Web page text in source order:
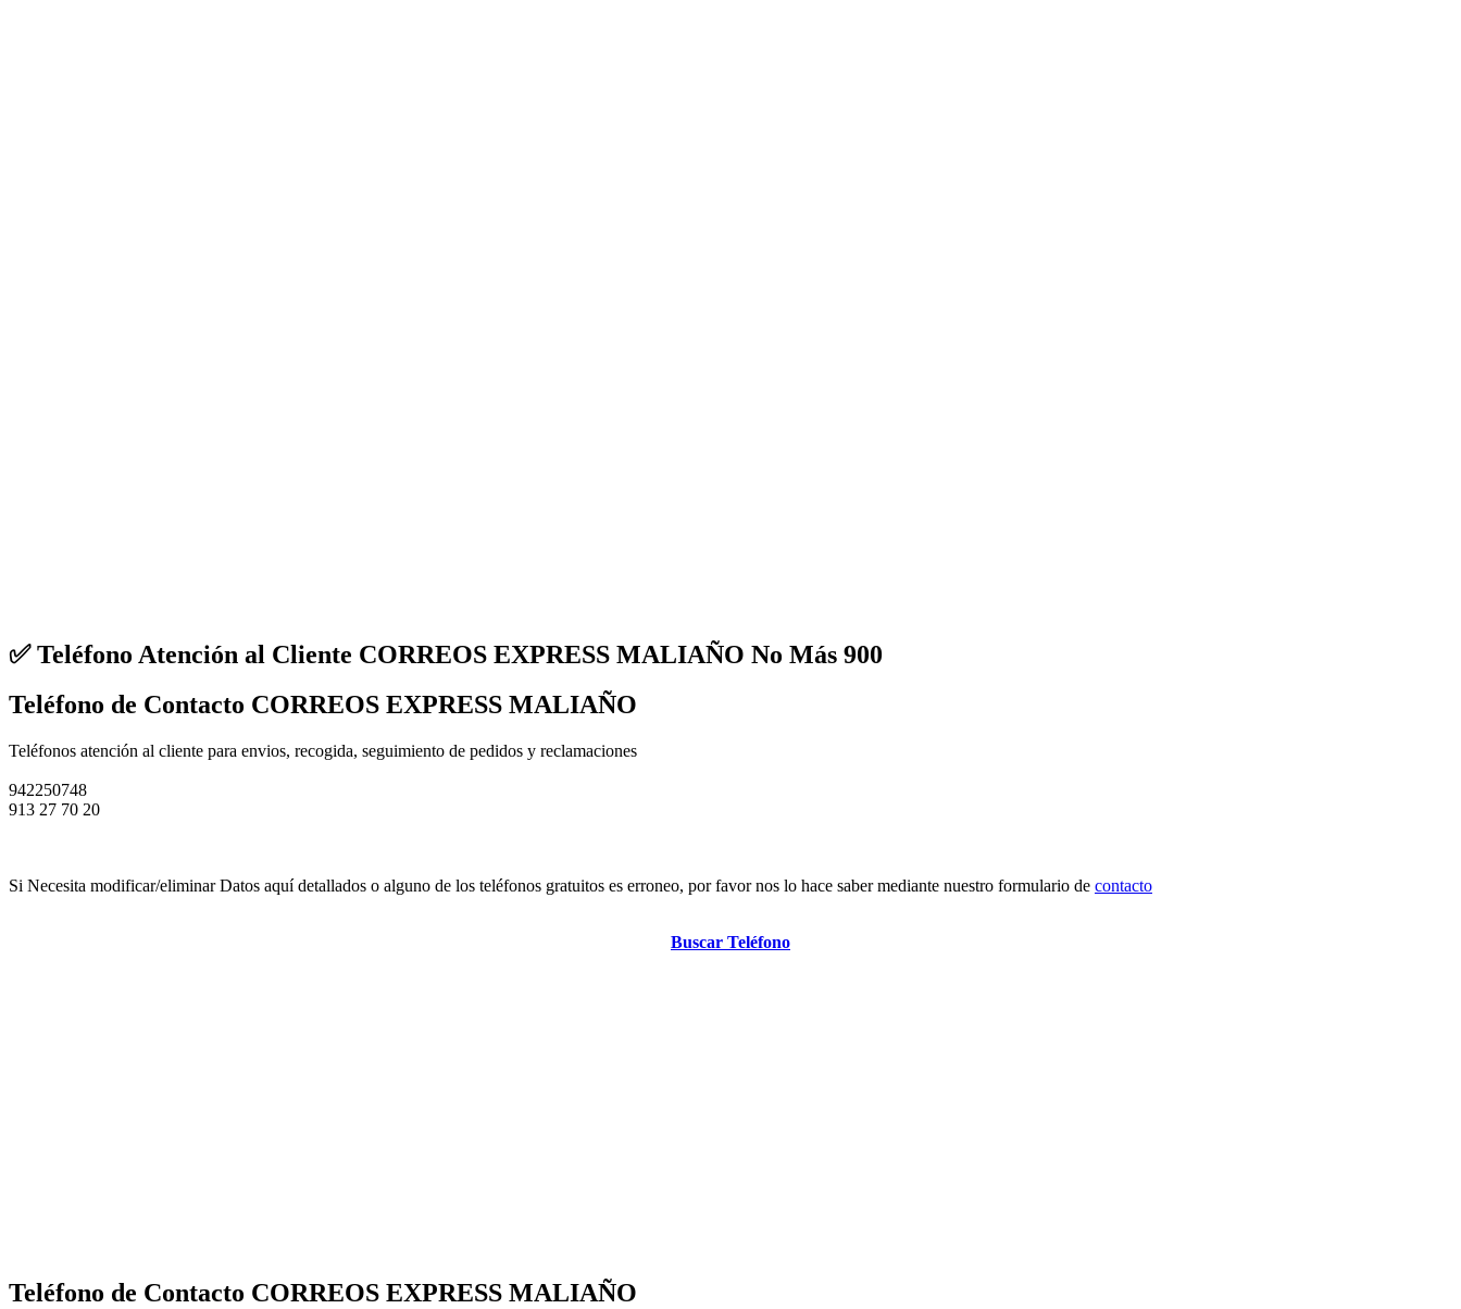
✅ Teléfono Atención al Cliente CORREOS EXPRESS MALIAÑO No Más 900
Teléfono de Contacto CORREOS EXPRESS MALIAÑO
Teléfonos atención al cliente para envios, recogida, seguimiento de pedidos y reclamaciones
942250748
913 27 70 20
Si Necesita modificar/eliminar Datos aquí detallados o alguno de los teléfonos gratuitos es erroneo, por favor nos lo hace saber mediante nuestro formulario de contacto
Buscar Teléfono
Teléfono de Contacto CORREOS EXPRESS MALIAÑO